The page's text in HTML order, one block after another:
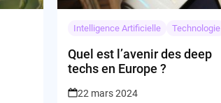
Intelligence Artificielle Technologie
Quel est l’avenir des deep
techs en Europe ?
22 mars 2024